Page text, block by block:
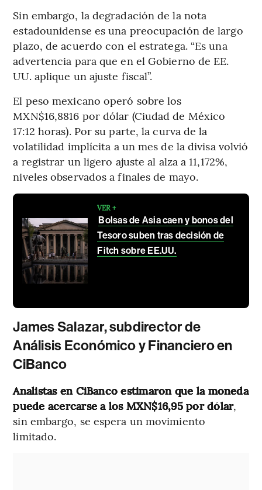
Sin embargo, la degradación de la nota
estadounidense es una preocupación de largo
plazo, de acuerdo con el estratega. “Es una
advertencia para que en el Gobierno de EE.
UU. aplique un ajuste fiscal”.
El peso mexicano operó sobre los
MXN$16,8816 por dólar (Ciudad de México
17:12 horas). Por su parte, la curva de la
volatilidad implícita a un mes de la divisa volvió
a registrar un ligero ajuste al alza a 11,172%,
niveles observados a finales de mayo.
VER +
Bolsas de Asia caen y bonos del
Tesoro suben tras decisión de
Fitch sobre EE.UU.
James Salazar, subdirector de
Análisis Económico y Financiero en
CiBanco
Analistas en CiBanco estimaron que la moneda
puede acercarse a los MXN$16,95 por dólar,
sin embargo, se espera un movimiento
limitado.